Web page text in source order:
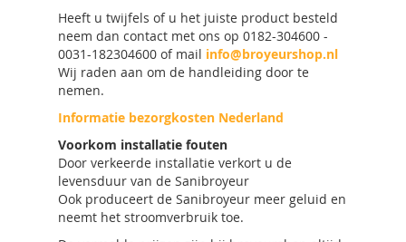
Heeft u twijfels of u het juiste product besteld
neem dan contact met ons op 0182-304600 -
0031-182304600 of mail info@broyeurshop.nl
Wij raden aan om de handleiding door te
nemen.
Informatie bezorgkosten Nederland
Voorkom installatie fouten
Door verkeerde installatie verkort u de
levensduur van de Sanibroyeur
Ook produceert de Sanibroyeur meer geluid en
neemt het stroomverbruik toe.